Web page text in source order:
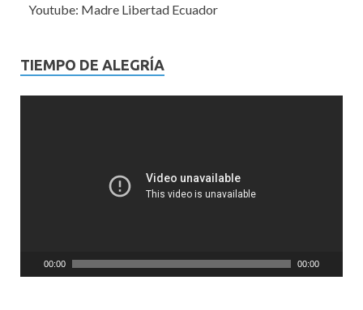
Youtube: Madre Libertad Ecuador
TIEMPO DE ALEGRÍA
00:00 00:00